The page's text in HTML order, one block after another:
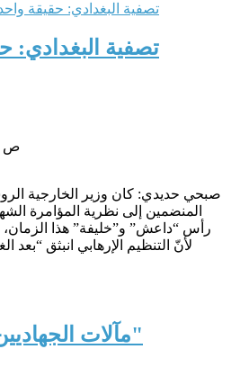
تصفية البغدادي:
13/11/2019 06:15:00 ص
صبحي حديدي: كان وزير الخارجية
المنضمين إلى نظرية المؤامرة
رأس “داعش” و”خليفة” هذا الزمان،
لأنّ التنظيم الإرهابي انبثق “بعد
مآلات الجهاديين بعد دحر "داعش"